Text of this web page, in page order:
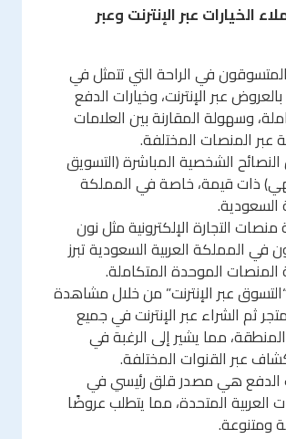
الخيارات عبر الإنترنت وعبر
في الراحة التي تتمثل في
بالعروض عبر الإنترنت، وخيارات الدفع
وسهولة المقارنة بين العلامات
عبر المنصات المختلفة.
النصائح الشخصية المباشرة (التسويق
ذات قيمة، خاصة في المملكة
السعودية.
التجارة الإلكترونية مثل نون
في المملكة العربية السعودية تبرز
المنصات الموحدة المتكاملة.
عبر الإنترنت” من خلال مشاهدة
ثم الشراء عبر الإنترنت في جميع
مما يشير إلى الرغبة في
عبر القنوات المختلفة.
الدفع هي مصدر قلق رئيسي في
العربية المتحدة، مما يتطلب عروضًا
ومتنوعة.